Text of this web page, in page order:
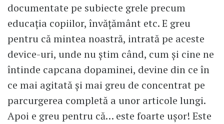
documentate pe subiecte grele precum
educaţia copiilor, învăţământ etc. E greu
pentru că mintea noastră, intrată pe aceste
device-uri, unde nu ştim când, cum şi cine ne
întinde capcana dopaminei, devine din ce în
ce mai agitată şi mai greu de concentrat pe
parcurgerea completă a unor articole lungi.
Apoi e greu pentru că… este foarte uşor! Este